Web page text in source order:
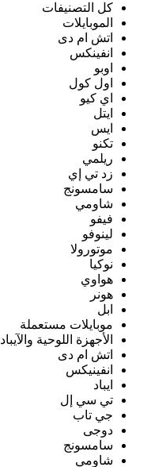
كل التصنيفات
الموبايلات
اتش ام دى
انفينكس
اوبو
اول كول
اي كيو
ايتل
ايس
تكنو
ريلمي
زد تي إي
سامسونج
شاومي
فيفو
لينوفو
موتورولا
نوكيا
هواوي
هونر
ابل
موبايلات مستعملة
الأجهزة اللوحية والآيباد
اتش ام دى
انفينيكس
ايباد
تي سي إل
جي تاب
دوجى
سامسونج
شاومي